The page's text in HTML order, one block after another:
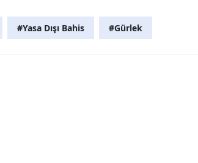
#Yasa Dışı Bahis #Gürlek